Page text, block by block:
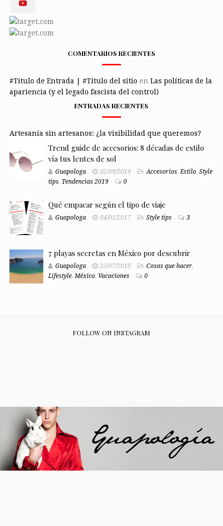
COMENTARIOS RECIENTES
#Título de Entrada | #Título del sitio en Las políticas de la
apariencia (y el legado fascista del control)
ENTRADAS RECIENTES
Artesanía sin artesanos: ¿la visibilidad que queremos?
Trend guide de accesorios: 8 décadas de estilo
vía tus lentes de sol
Guapologa 02/09/2019 Accesorios,Estilo, Style
tips, Tendencias 2019 0
Qué empacar según el tipo de viaje
Guapologa 04/01/2017 Style tips 3
7 playas secretas en México por descubrir
Guapologa 25/07/2018 Cosas que hacer,
Lifestyle,México, Vacaciones 0
FOLLOW ON INSTAGRAM